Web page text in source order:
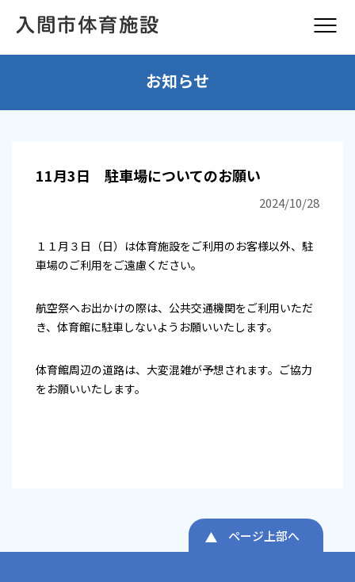
お知らせ
11月3日 駐車場についてのお願い
2024/10/28
１１月３日（日）は体育施設をご利用のお客様以外、駐
車場のご利用をご遠慮ください。
航空祭へお出かけの際は、公共交通機関をご利用いただ
き、体育館に駐車しないようお願いいたします。
体育館周辺の道路は、大変混雑が予想されます。ご協力
をお願いいたします。
ページ上部へ